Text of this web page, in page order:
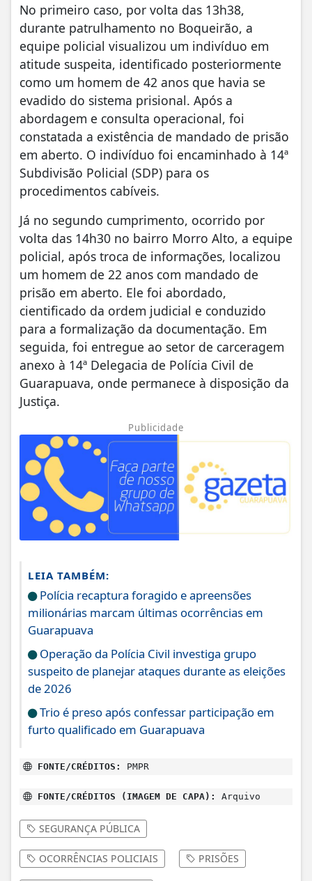
No primeiro caso, por volta das 13h38,
durante patrulhamento no Boqueirão, a
equipe policial visualizou um indivíduo em
atitude suspeita, identificado posteriormente
como um homem de 42 anos que havia se
evadido do sistema prisional. Após a
abordagem e consulta operacional, foi
constatada a existência de mandado de prisão
em aberto. O indivíduo foi encaminhado à 14ª
Subdivisão Policial (SDP) para os
procedimentos cabíveis.
Já no segundo cumprimento, ocorrido por
volta das 14h30 no bairro Morro Alto, a equipe
policial, após troca de informações, localizou
um homem de 22 anos com mandado de
prisão em aberto. Ele foi abordado,
cientificado da ordem judicial e conduzido
para a formalização da documentação. Em
seguida, foi entregue ao setor de carceragem
anexo à 14ª Delegacia de Polícia Civil de
Guarapuava, onde permanece à disposição da
Justiça.
Publicidade
LEIA TAMBÉM:
Polícia recaptura foragido e apreensões
milionárias marcam últimas ocorrências em
Guarapuava
Operação da Polícia Civil investiga grupo
suspeito de planejar ataques durante as eleições
de 2026
Trio é preso após confessar participação em
furto qualificado em Guarapuava
FONTE/CRÉDITOS: PMPR
FONTE/CRÉDITOS (IMAGEM DE CAPA): Arquivo
SEGURANÇA PÚBLICA
OCORRÊNCIAS POLICIAIS PRISÕES